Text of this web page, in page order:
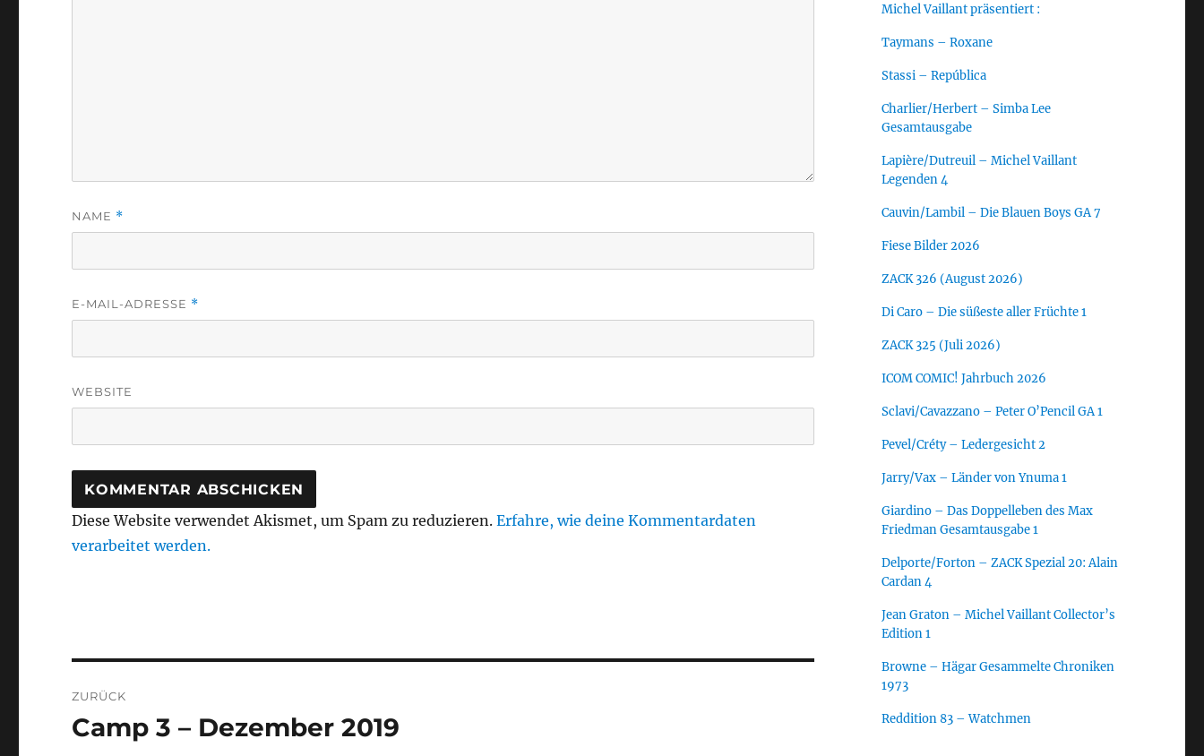
NAME *
E-MAIL-ADRESSE *
WEBSITE
Diese Website verwendet Akismet, um Spam zu reduzieren.Erfahre, wie deine Kommentardaten
verarbeitet werden.
ZURÜCK
Vorheriger
Camp 3 – Dezember 2019
Michel Vaillant präsentiert :
Taymans – Roxane
Stassi – República
Charlier/Herbert – Simba Lee
Gesamtausgabe
Lapière/Dutreuil – Michel Vaillant
Legenden 4
Cauvin/Lambil – Die Blauen Boys GA 7
Fiese Bilder 2026
ZACK 326 (August 2026)
Di Caro – Die süßeste aller Früchte 1
ZACK 325 (Juli 2026)
ICOM COMIC! Jahrbuch 2026
Sclavi/Cavazzano – Peter O’Pencil GA 1
Pevel/Créty – Ledergesicht 2
Jarry/Vax – Länder von Ynuma 1
Giardino – Das Doppelleben des Max
Friedman Gesamtausgabe 1
Delporte/Forton – ZACK Spezial 20: Alain
Cardan 4
Jean Graton – Michel Vaillant Collector’s
Edition 1
Browne – Hägar Gesammelte Chroniken
1973
Reddition 83 – Watchmen